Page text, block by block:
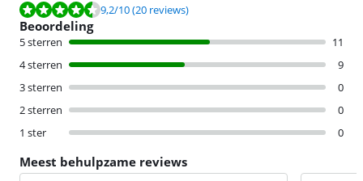
Beoordeling is 9,2 van de 10, gebaseerd op 20 reviews.
9,2/10(20 reviews)
Beoordeling
5 sterren
11
4 sterren
9
3 sterren
0
2 sterren
0
1 ster
0
Meest behulpzame reviews